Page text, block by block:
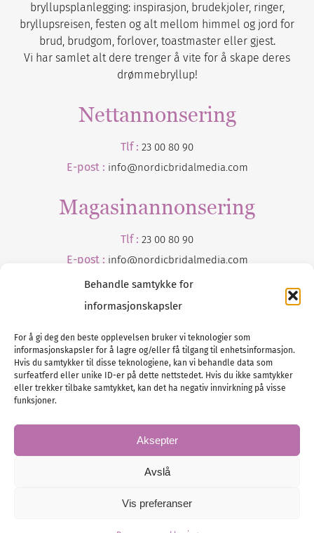
Behandle samtykke for
informasjonskapsler
For å gi deg den beste opplevelsen bruker vi teknologier som
informasjonskapsler for å lagre og/eller få tilgang til enhetsinformasjon.
Hvis du samtykker til disse teknologiene, kan vi behandle data som
surfeatferd eller unike ID-er på dette nettstedet. Hvis du ikke samtykker
eller trekker tilbake samtykket, kan det ha negativ innvirkning på visse
funksjoner.
Aksepter
Avslå
Vis preferanser
bryllupsplanlegging: inspirasjon, brudekjoler, ringer,
bryllupsreisen, festen og alt mellom himmel og jord for
brud, brudgom, forlover, toastmaster eller gjest.
Vi har samlet alt dere trenger å vite for å skape deres
drømmebryllup!
Nettannonsering
Tlf : 23 00 80 90
E-post : info@nordicbridalmedia.com
Magasinannonsering
Tlf : 23 00 80 90
E-post : info@nordicbridalmedia.com
Tlf :23 00 80 90
© All rights reserved.
VAT: NO911740648